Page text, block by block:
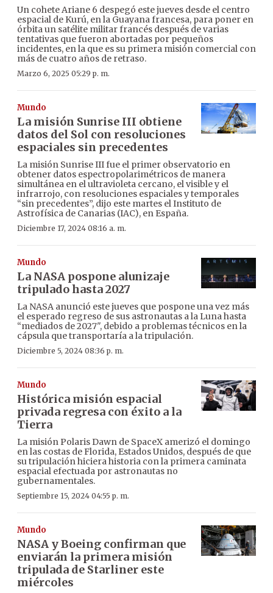
Un cohete Ariane 6 despegó este jueves desde el centro
espacial de Kurú, en la Guayana francesa, para poner en
órbita un satélite militar francés después de varias
tentativas que fueron abortadas por pequeños
incidentes, en la que es su primera misión comercial con
más de cuatro años de retraso.
Marzo 6, 2025 05:29 p. m.
Mundo
La misión Sunrise III obtiene
datos del Sol con resoluciones
espaciales sin precedentes
La misión Sunrise III fue el primer observatorio en
obtener datos espectropolarimétricos de manera
simultánea en el ultravioleta cercano, el visible y el
infrarrojo, con resoluciones espaciales y temporales
“sin precedentes”, dijo este martes el Instituto de
Astrofísica de Canarias (IAC), en España.
Diciembre 17, 2024 08:16 a. m.
Mundo
La NASA pospone alunizaje
tripulado hasta 2027
La NASA anunció este jueves que pospone una vez más
el esperado regreso de sus astronautas a la Luna hasta
“mediados de 2027", debido a problemas técnicos en la
cápsula que transportaría a la tripulación.
Diciembre 5, 2024 08:36 p. m.
Mundo
Histórica misión espacial
privada regresa con éxito a la
Tierra
La misión Polaris Dawn de SpaceX amerizó el domingo
en las costas de Florida, Estados Unidos, después de que
su tripulación hiciera historia con la primera caminata
espacial efectuada por astronautas no
gubernamentales.
Septiembre 15, 2024 04:55 p. m.
Mundo
NASA y Boeing confirman que
enviarán la primera misión
tripulada de Starliner este
miércoles